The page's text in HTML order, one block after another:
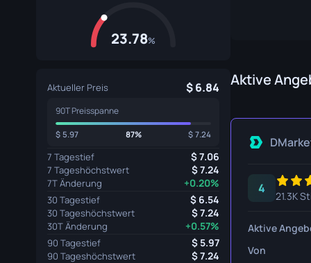
M9
Shadow
23.78%
Aktueller Preis 6.84
90T Preisspanne
5.97 87% 7.24
7 Tagestief 7.06
7 Tageshöchstwert 7.24
7T Änderung +0.20%
30 Tagestief 6.54
30 Tageshöchstwert 7.24
30T Änderung +0.57%
90 Tagestief 5.97
90 Tageshöchstwert 7.24
Aktive
4
21.3K
Aktive
Von